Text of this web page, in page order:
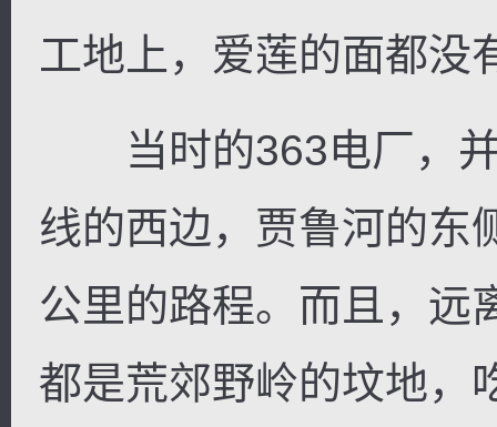
工地上，爱莲的面都没
当时的363电厂，并
线的西边，贾鲁河的东
公里的路程。而且，远
都是荒郊野岭的坟地，